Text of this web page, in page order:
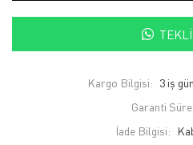
Kargo Bilgisi: 3 iş
Garanti
İade Bilgisi: